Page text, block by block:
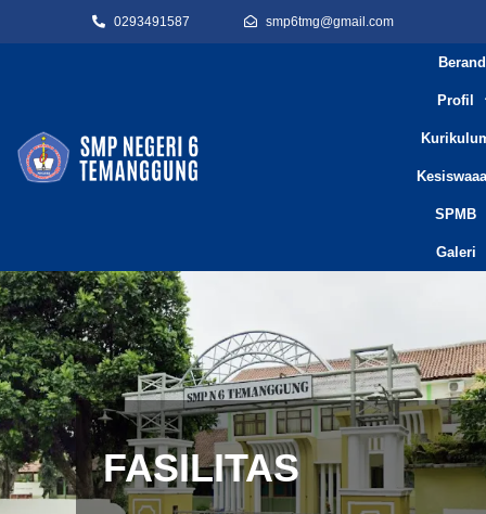
0293491587 smp6tmg@gmail.com
Profil
SPMB
Galeri
FASILITAS